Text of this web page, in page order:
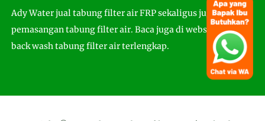
Ady Water jual tabung filter air FRP sekaligus juga
pemasangan tabung filter air. Baca juga di website ini cara
back wash tabung filter air terlengkap.